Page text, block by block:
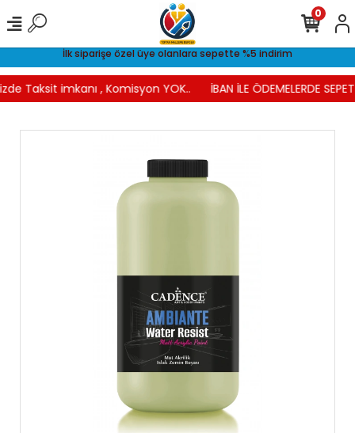
İlk siparişe özel üye olanlara sepette %5 indirim
Taksit imkanı , Komisyon YOK.. İBAN İLE ÖDEMELERDE
0